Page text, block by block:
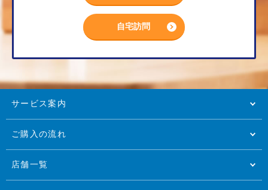
自宅訪問
サービス案内
ご購入の流れ
店舗一覧